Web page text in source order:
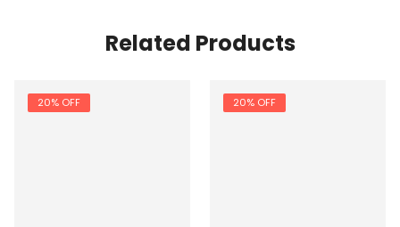
Related Products
20% OFF 20% OFF